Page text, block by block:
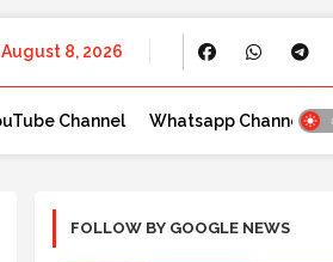
August 8, 2026
Channel Whatsapp Channel
FOLLOW BY GOOGLE NEWS